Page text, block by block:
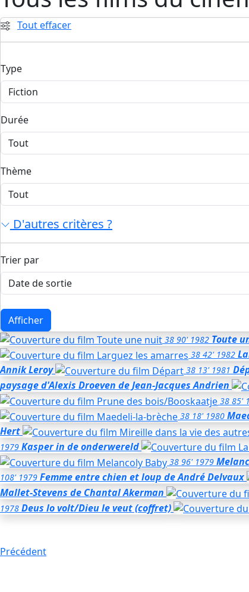
Tout effacer
Type
Durée
Thème
D'autres critères ?
Trier par
Afficher
38 90' 1982 Toute
38 42' 1982
Annik Leroy
38 13' 1981
paysage d'Alexis Droeven de Jean-Jacques Andrien
38 85'
38 18' 1980
Hert
1979 Kasper in de onderwereld
38 96' 1979
108' 1979 Femme entre chien et loup de André Delvaux
Mallet-Stevens de Chantal Akerman
1978 Deus lo volt/Dieu le veut (coffret)
Précédent